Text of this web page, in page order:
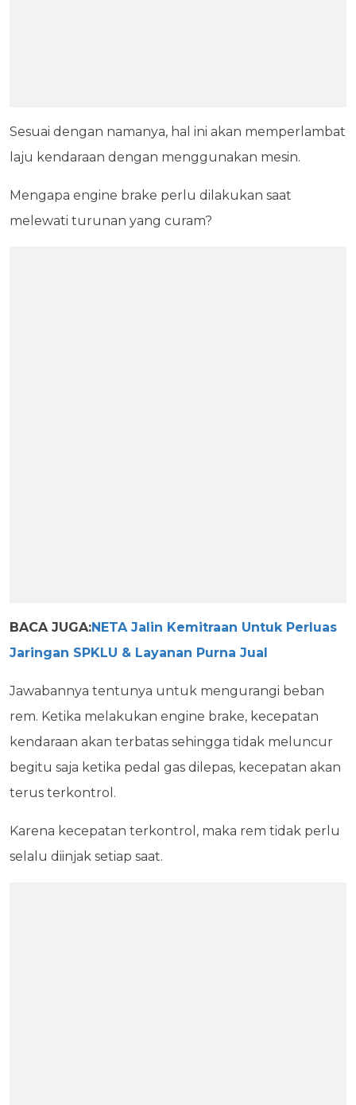
Sesuai dengan namanya, hal ini akan memperlambat
laju kendaraan dengan menggunakan mesin.
Mengapa engine brake perlu dilakukan saat
melewati turunan yang curam?
BACA JUGA:NETA Jalin Kemitraan Untuk Perluas
Jaringan SPKLU & Layanan Purna Jual
Jawabannya tentunya untuk mengurangi beban
rem. Ketika melakukan engine brake, kecepatan
kendaraan akan terbatas sehingga tidak meluncur
begitu saja ketika pedal gas dilepas, kecepatan akan
terus terkontrol.
Karena kecepatan terkontrol, maka rem tidak perlu
selalu diinjak setiap saat.